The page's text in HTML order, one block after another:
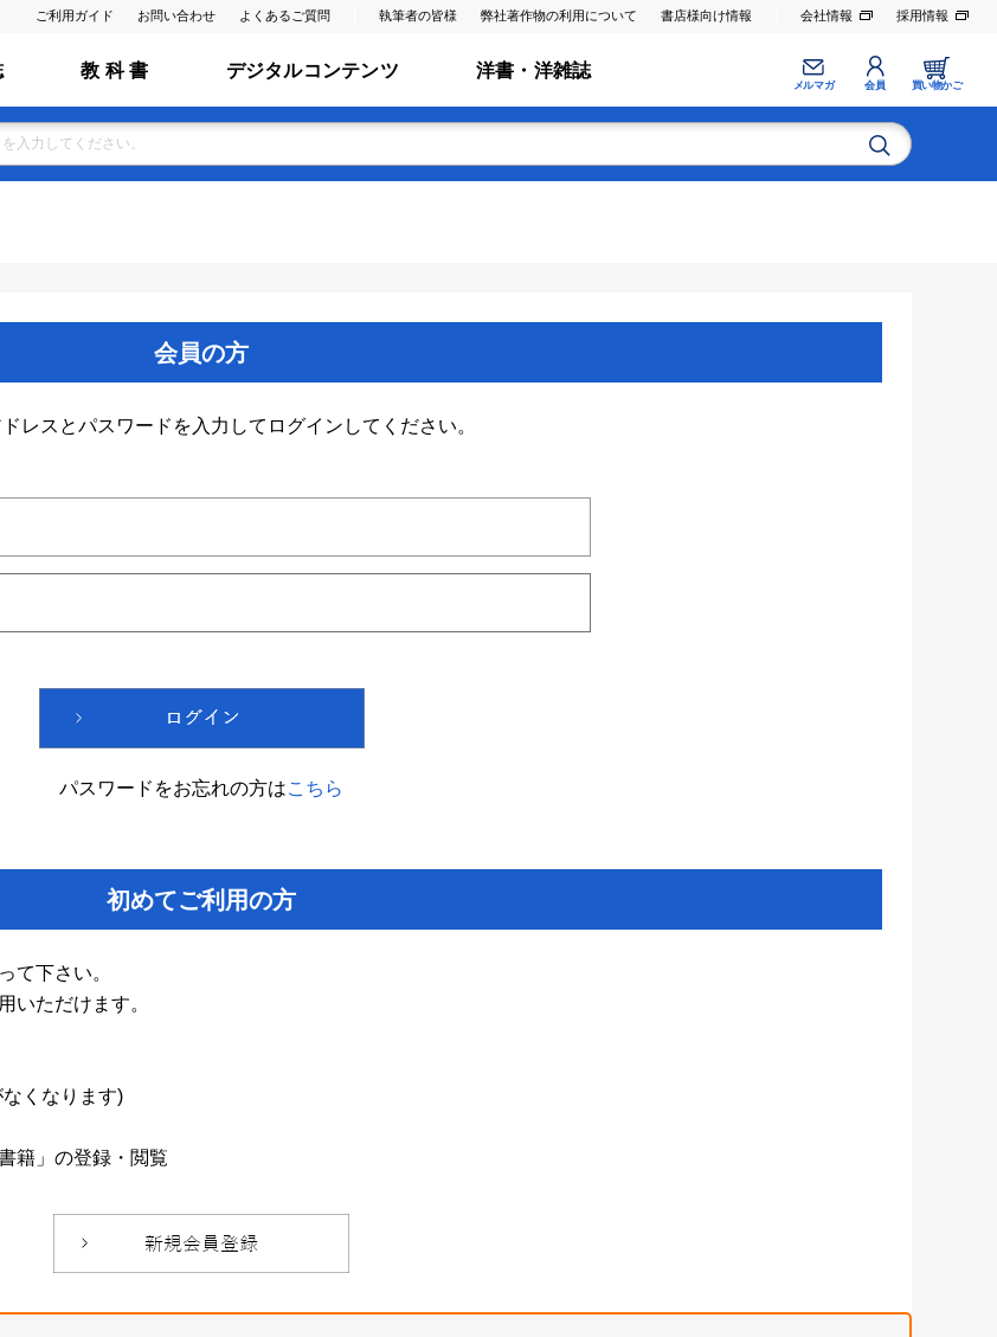
ご利用ガイド お問い合わせ よくあるご質問 執筆者の皆様 弊社著作物の利用について 書店様向け情報 会社情報 採用情報
教 科 書 デジタルコンテンツ 洋書・洋雑誌
メルマガ 会員 買い物かご
会員の方
ドレスとパスワードを入力してログインしてください。
パスワードをお忘れの方はこちら
初めてご利用の方
て下さい。
いただけます。
くなります)
籍」の登録・閲覧